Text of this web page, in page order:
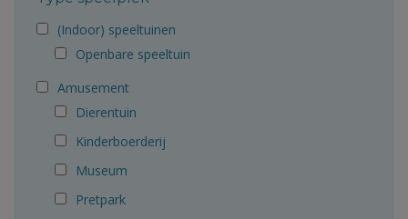
(Indoor) speeltuinen
Openbare speeltuin
Amusement
Dierentuin
Kinderboerderij
Museum
Pretpark